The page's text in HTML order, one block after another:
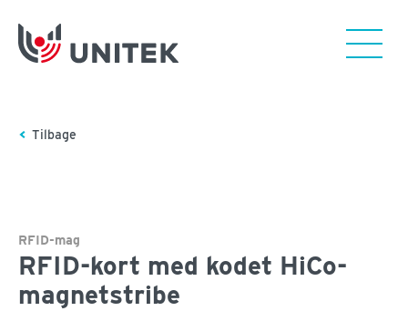
Tilbage
RFID-mag
RFID-kort med kodet HiCo-
magnetstribe